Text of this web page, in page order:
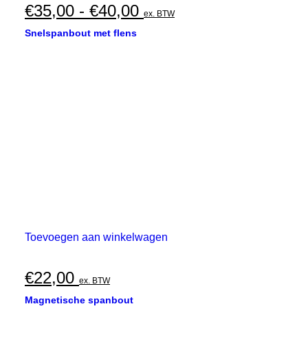
meerdere
variaties.
Deze
€35,00 - €40,00Prijsklasse:
ex. BTW
Snelspanbout met flens
Toevoegen aan winkelwagen
€22,00 ex. BTW
Magnetische spanbout